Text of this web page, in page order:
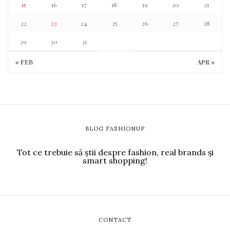
« FEB APR »
15 16 17 18 19 20 21
22 23 24 25 26 27 28
29 30 31
BLOG FASHIONUP
Tot ce trebuie să știi despre fashion, real brands și
smart shopping!
CONTACT